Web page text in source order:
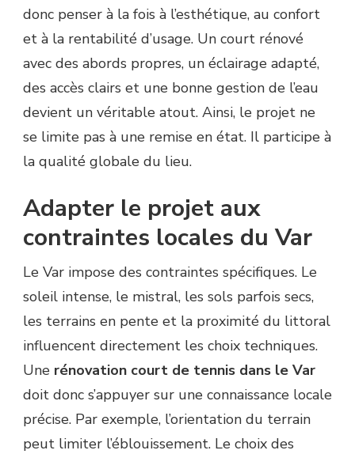
donc penser à la fois à l’esthétique, au confort
et à la rentabilité d’usage. Un court rénové
avec des abords propres, un éclairage adapté,
des accès clairs et une bonne gestion de l’eau
devient un véritable atout. Ainsi, le projet ne
se limite pas à une remise en état. Il participe à
la qualité globale du lieu.
Adapter le projet aux
contraintes locales du Var
Le Var impose des contraintes spécifiques. Le
soleil intense, le mistral, les sols parfois secs,
les terrains en pente et la proximité du littoral
influencent directement les choix techniques.
Une rénovation court de tennis dans le Var
doit donc s’appuyer sur une connaissance locale
précise. Par exemple, l’orientation du terrain
peut limiter l’éblouissement. Le choix des